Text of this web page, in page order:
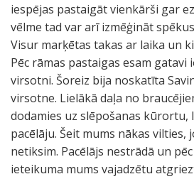
iespējas pastaigāt vienkārši gar
vēlme tad var arī izmēģināt
Visur marķētas takas ar laika un
Pēc rāmas pastaigas esam gatavi
virsotni. Šoreiz bija noskatīta
virsotne. Lielākā daļa no
dodamies uz slēpošanas
pacēlāju. Šeit mums nākas
netiksim. Pacēlājs nestrādā un
ieteikuma mums vajadzētu